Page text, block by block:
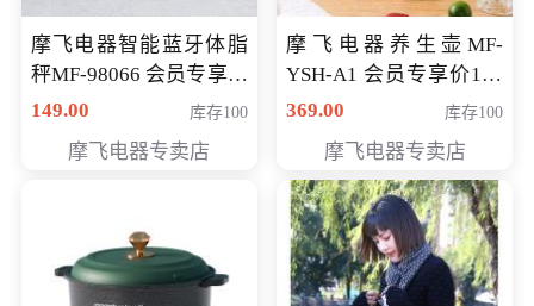
摩飞电器智能蓝牙体脂
秤MF-98066 会员专享价
98元
149.00 库存100
摩飞电器专卖店
摩飞电器养生壶MF-
YSH-A1 会员专享价198
元
369.00 库存100
摩飞电器专卖店